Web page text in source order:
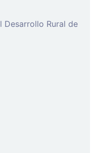
Rural de